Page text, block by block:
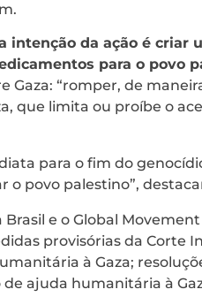
intenção da ação é
para o povo
Gaza: “romper, de
que limita ou proíbe o
para o fim do
o povo palestino”,
e o Global
provisórias da Corte
à Gaza;
de ajuda humanitária à